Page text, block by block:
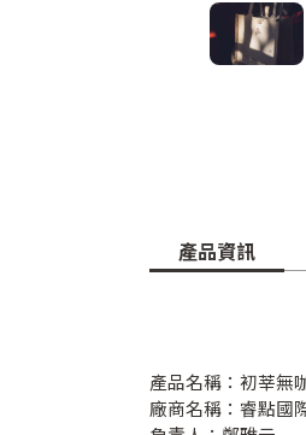
產品資訊
產品名稱：初莘無
廠商名稱：睿點國